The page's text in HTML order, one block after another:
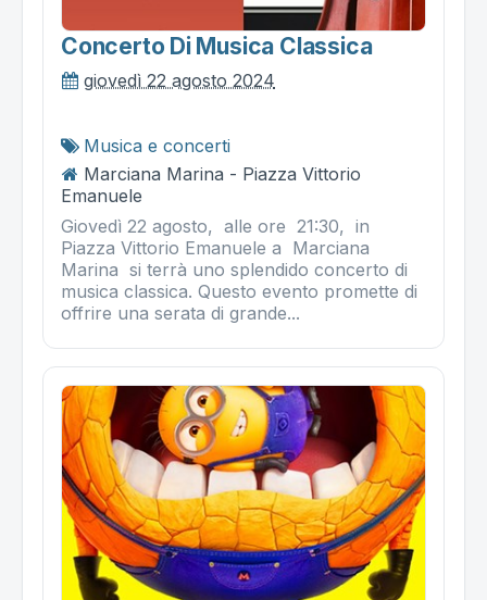
Concerto Di Musica Classica
giovedì 22 agosto 2024
Musica e concerti
Marciana Marina - Piazza Vittorio
Emanuele
Giovedì 22 agosto, alle ore 21:30, in
Piazza Vittorio Emanuele a Marciana
Marina si terrà uno splendido concerto di
musica classica. Questo evento promette di
offrire una serata di grande...